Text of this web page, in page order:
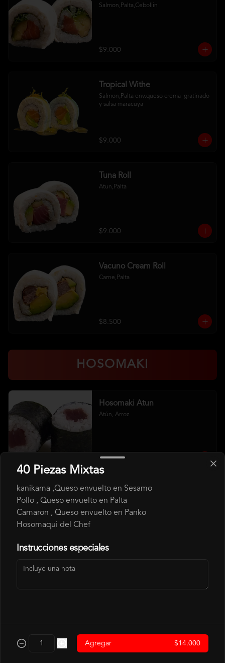
Salmon,Palta,Cebollin
$9.000
Tropical Withe
Salmon,Palta env.queso crema  gratinado
y salsa maracuya
$9.000
Tuna Roll
Atun,Palta
$9.000
Vacuno Cream Roll
Carne,Palta
$8.500
HOSOMAKI
Hosomaki Atun
Atún, Arroz
$3.500
$4.500
$4.500
40 Piezas Mixtas
kanikama ,Queso envuelto en Sesamo
Pollo , Queso envuelto en Palta
Camaron , Queso envuelto en Panko
Hosomaqui del Chef
Instrucciones especiales
Agregar $14.000